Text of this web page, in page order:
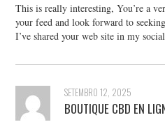
This is really interesting, You’re a
your feed and look forward to
I’ve shared your web site in my
SETEMBRO 12, 2025
BOUTIQUE CBD EN